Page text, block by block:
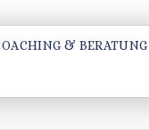
& BERATUNG